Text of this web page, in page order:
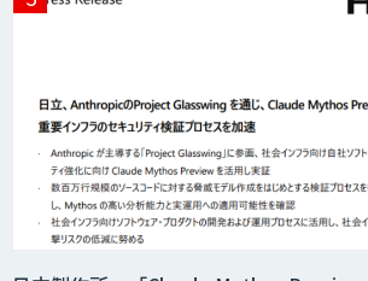
AI開発・伴走支援・内